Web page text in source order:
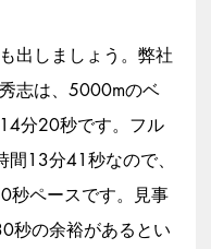
出しましょう。弊社
志は、5000mのベ
分20秒です。フル
間13分41秒なので、
秒ペースです。見事
秒の余裕があるとい